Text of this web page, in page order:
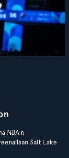
NBA:n
Salt Lake